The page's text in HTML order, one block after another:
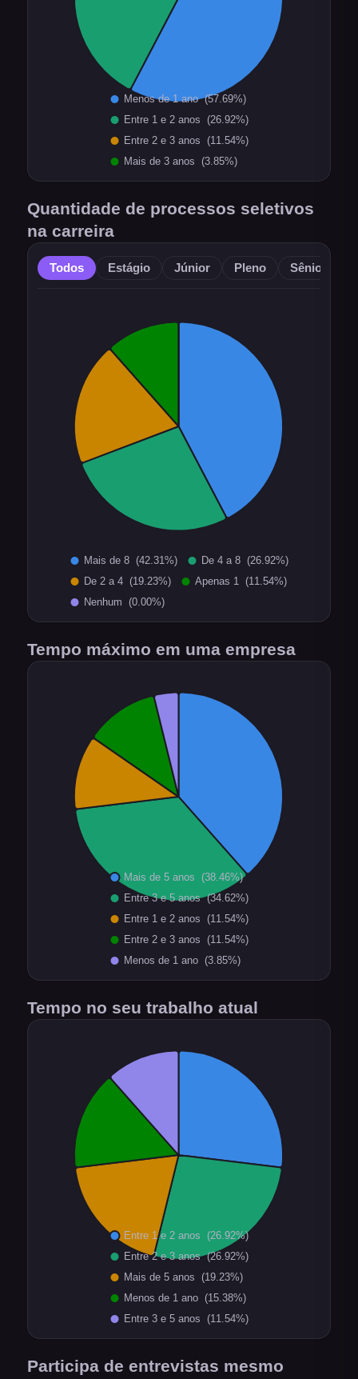
Quantidade de processos seletivos
na carreira
Todos Estágio Júnior Pleno Sênior
Tempo máximo em uma empresa
Tempo no seu trabalho atual
Participa de entrevistas mesmo